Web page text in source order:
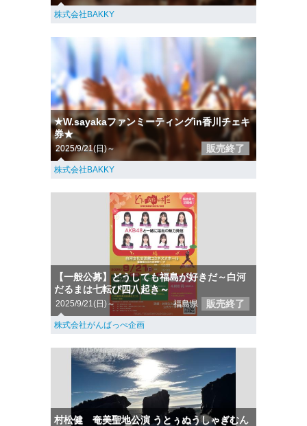
株式会社BAKKY
★W.sayakaファンミーティングin香川チェキ
券★
2025/9/21(日)～ 販売終了
株式会社BAKKY
【一般公募】どうしても福島が好きだ～白河
だるまは七転び四八起き～
2025/9/21(日)～ 福島県 販売終了
株式会社がんばっぺ企画
村松健 奄美聖地公演 うとぅぬうしゃぎむん